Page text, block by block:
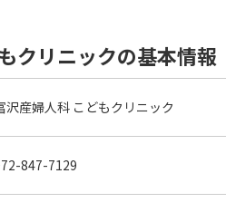
クリニックの基本情報
沢産婦人科 こどもクリニック
847-7129